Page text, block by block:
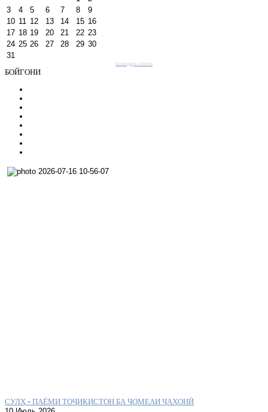
3
4 5 6 7 8
9
10 11 12 13 14 15 16
17 18 19 20 21 22 23
24 25 26 27 28 29 30
31
Календарь Joomla
БОЙГОНИ
СУЛҲ – ПАЁМИ ТОҶИКИСТОН БА ҶОМЕАИ ҶАҲОНӢ